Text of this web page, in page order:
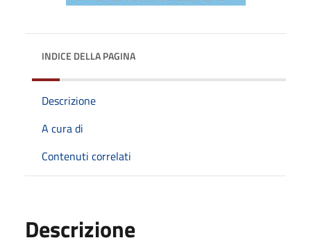
INDICE DELLA PAGINA
Descrizione
A cura di
Contenuti correlati
Descrizione